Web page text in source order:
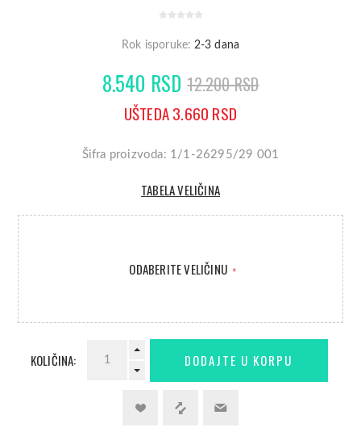
Rok isporuke: 2-3 dana
8.540 RSD 12.200 RSD
UŠTEDA 3.660 RSD
Šifra proizvoda: 1/1-26295/29 001
TABELA VELIČINA
ODABERITE VELIČINU *
KOLIČINA: